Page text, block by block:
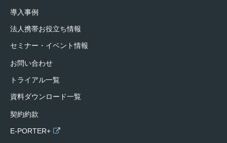
導入事例
法人携帯お役立ち情報
セミナー・イベント情報
お問い合わせ
トライアル一覧
資料ダウンロード一覧
契約約款
E-PORTER+